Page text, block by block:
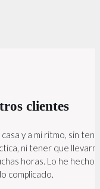
clientes
y a mi ritmo, sin
ni tener que
horas. Lo he hecho
complicado.